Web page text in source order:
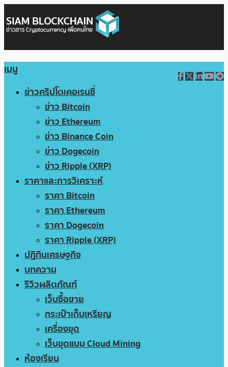
เมนู
ข่าวคริปโตเคอเรนซี่
ข่าว Bitcoin
ข่าว Ethereum
ข่าว Binance Coin
ข่าว Dogecoin
ข่าว Ripple (XRP)
ราคาและการวิเคราะห์
ราคา Bitcoin
ราคา Ethereum
ราคา Dogecoin
ราคา Ripple (XRP)
ปฏิทินเศรษฐกิจ
บทความ
รีวิวผลิตภัณฑ์
เว็บซื้อขาย
กระเป๋าเก็บเหรียญ
เครื่องขุด
เว็บขุดแบบ Cloud Mining
ห้องเรียน